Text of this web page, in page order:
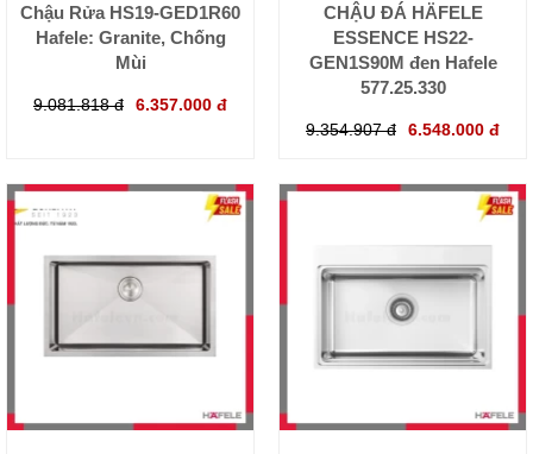
Chậu Rửa HS19-GED1R60
Hafele: Granite, Chống
Mùi
9.081.818 đ 6.357.000 đ
CHẬU ĐÁ HÄFELE
ESSENCE HS22-
GEN1S90M đen Hafele
577.25.330
9.354.907 đ 6.548.000 đ